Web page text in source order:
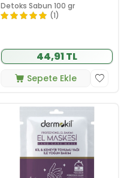
Detoks Sabun 100 gr
(1)
44,91 TL
Sepete Ekle